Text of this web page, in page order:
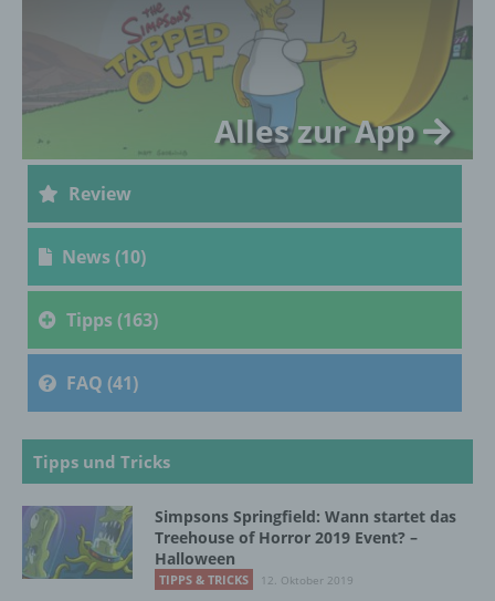
Alles zur App
Review
News (10)
Tipps (163)
FAQ (41)
Tipps und Tricks
Simpsons Springfield: Wann startet das
Treehouse of Horror 2019 Event? –
Halloween
TIPPS & TRICKS 12. Oktober 2019
Daten im Auftrag des Verantwortlichen
verarbeitet.
Person, Behörde, Einrichtung oder andere
Stelle, der personenbezogene Daten
es sich bei ihr um einen Dritten handelt oder
nicht. Behörden, die im Rahmen eines
dem Unionsrecht oder dem Recht der
Mitgliedstaaten möglicherweise
personenbezogene Daten erhalten, gelten
jedoch nicht als Empfänger.
j) Dritter
Dritter ist eine natürliche oder juristische
Person, Behörde, Einrichtung oder andere
Stelle außer der betroffenen Person, dem
Verantwortlichen, dem Auftragsverarbeiter